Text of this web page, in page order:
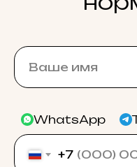
WhatsApp
+7